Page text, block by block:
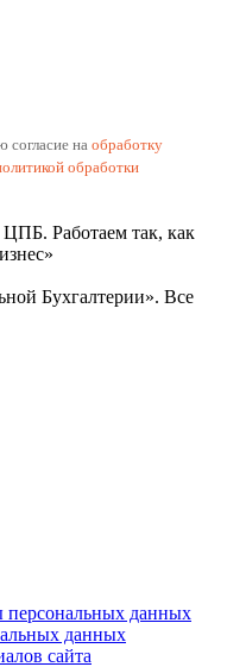
на обработку
обработки
ЦПБ. Работаем так, как
Бухгалтерии». Все
персональных данных
данных
сайта